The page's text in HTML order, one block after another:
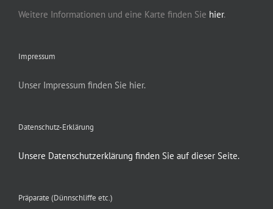
Weitere Informationen und eine Karte finden Sie hier.
Impressum
Unser Impressum finden Sie hier.
Datenschutz-Erklärung
Unsere Datenschutzerklärung finden Sie auf dieser Seite.
Präparate (Dünnschliffe etc.)